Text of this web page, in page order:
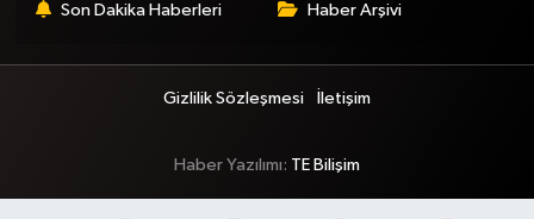
Son Dakika Haberleri Haber Arşivi
Gizlilik Sözleşmesi İletişim
Haber Yazılımı: TE Bilişim